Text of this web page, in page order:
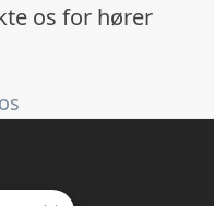
os for hører